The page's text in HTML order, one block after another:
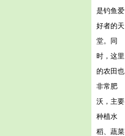
是钓鱼爱
好者的天
堂。同
时，这里
的农田也
非常肥
沃，主要
种植水
稻、蔬菜